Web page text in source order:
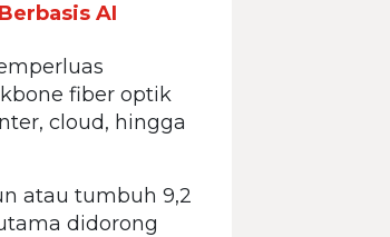
AI
fiber optik
cloud, hingga
atau tumbuh 9,2
didorong